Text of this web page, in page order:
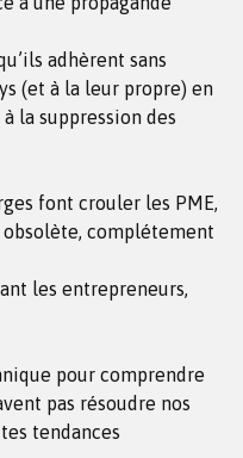
adhèrent sans
(et à la leur propre) en
la suppression des
font crouler les PME,
complétement
les entrepreneurs,
pour comprendre
pas résoudre nos
tendances